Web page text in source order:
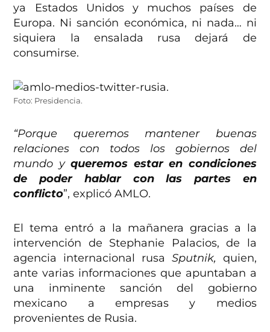
ya Estados Unidos y muchos países de
Europa. Ni sanción económica, ni nada… ni
siquiera la ensalada rusa dejará de
consumirse.
Foto: Presidencia.
“Porque queremos mantener buenas
relaciones con todos los gobiernos del
mundo yqueremos estar en condiciones
de poder hablar con las partes en
conflicto”, explicó AMLO.
El tema entró a la mañanera gracias a la
intervención de Stephanie Palacios, de la
agencia internacional rusa Sputnik, quien,
ante varias informaciones que apuntaban a
una inminente sanción del gobierno
mexicano a empresas y medios
provenientes de Rusia.